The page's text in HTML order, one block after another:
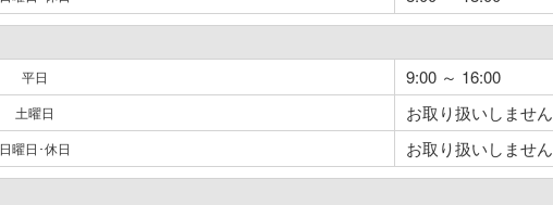
平日 9:00 ～ 16:00
土曜日 お取り扱いしません
日曜日･休日 お取り扱いしません